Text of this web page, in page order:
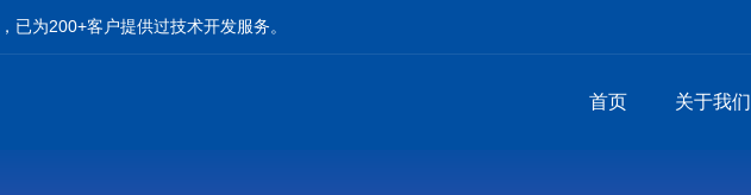
已为200+客户提供过技术开发服务。
首页 关于我们